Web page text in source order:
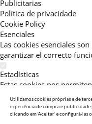
Publicitarias
Política de privacidade
Cookie Policy
Esenciales
Las cookies esenciales
garantizar el correcto
Estadísticas
Estas cookies nos
adaptada a su
personalizadas, énfasis
consultadas, etc).Al
Utilizamos cookies próprias e de
experiência de compra e publicidade
clicando em 'Aceitar' e configurá-las